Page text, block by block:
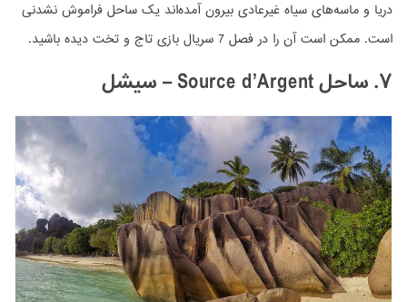
دریا و ماسه‌های سیاه غیرعادی بیرون آمده‌اند یک ساحل فراموش نشدنی
است. ممکن است آن را در فصل 7 سریال بازی تاج و تخت دیده باشید.
۷. ساحل Source d’Argent – سیشل